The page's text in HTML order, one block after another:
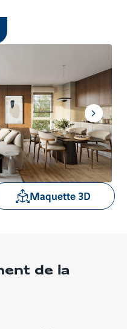
Aller
à
l'item
suivant
Maquette 3D
de la